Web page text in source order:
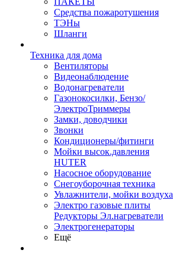
Средства пожаротушения
ТЭНы
Шланги
Техника для дома
Вентиляторы
Видеонаблюдение
Водонагреватели
Газонокосилки, Бензо/
ЭлектроТриммеры
Замки, доводчики
Звонки
Кондиционеры/фитинги
Мойки высок.давления
HUTER
Насосное оборудование
Снегоуборочная техника
Увлажнители, мойки воздуха
Электро газовые плиты
Редукторы Эл.нагреватели
Электрогенераторы
Ещё